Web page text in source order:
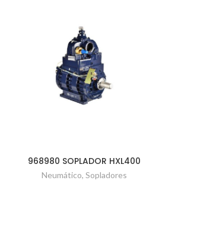
968980 SOPLADOR HXL400
Neumático, Sopladores